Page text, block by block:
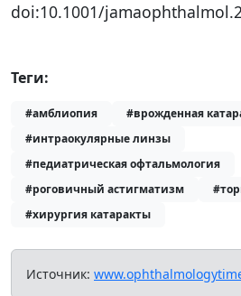
doi:10.1001/
Теги:
#амблиопия
#врожденная
#интраокулярные линзы
#педиатрическая офтальмология
#роговичный астигматизм
#хирургия катаракты
Источник: